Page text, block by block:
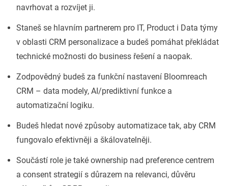
navrhovat a rozvíjet ji.
Staneš se hlavním partnerem pro IT, Product i Data týmy
v oblasti CRM personalizace a budeš pomáhat překládat
technické možnosti do business řešení a naopak.
Zodpovědný budeš za funkční nastavení Bloomreach
CRM – data modely, AI/prediktivní funkce a
automatizační logiku.
Budeš hledat nové způsoby automatizace tak, aby CRM
fungovalo efektivněji a škálovatelněji.
Součástí role je také ownership nad preference centrem
a consent strategií s důrazem na relevanci, důvěru